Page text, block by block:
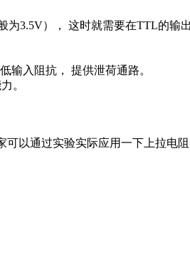
3.5V）， 这时就需要在TTL的输
低输入阻抗， 提供泄荷通路。
能力。
以通过实验实际应用一下上拉电